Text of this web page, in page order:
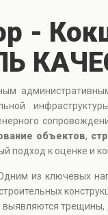
-
объектов,
подход к оценке и
из ключевых
выявляются